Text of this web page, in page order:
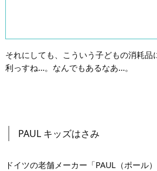
それにしても、こういう子どもの消耗品
利っすね…。なんでもあるなあ…。
PAUL キッズはさみ
ドイツの老舗メーカー「PAUL（ポール